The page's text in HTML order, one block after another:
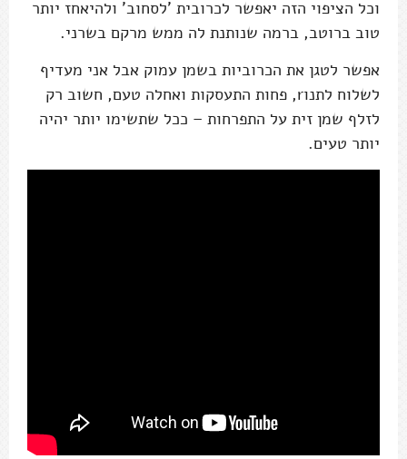
וכל הציפוי הזה יאפשר לכרובית 'לסחוב' ולהיאחז יותר
טוב ברוטב, ברמה שנותנת לה ממש מרקם בשרני.
אפשר לטגן את הכרוביות בשמן עמוק אבל אני מעדיף
לשלוח לתנוr, פחות התעסקות ואחלה טעם, חשוב רק
לזלף שמן זית על התפרחות – ככל שתשימו יותר יהיה
יותר טעים.